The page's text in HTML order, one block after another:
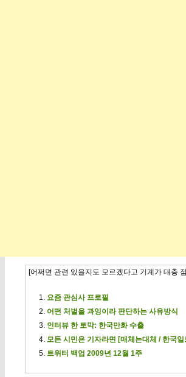
[어쩌면 관련 있을지도 모르겠다고 기계가 대충
요즘 관심사 프로필
어떤 처벌을 과잉이라 판단하는 사유방식
인터뷰 한 토막: 한국만화 수출
모든 시민은 기자라면 [매체는대체 / 한국
트위터 백업 2009년 12월 1주